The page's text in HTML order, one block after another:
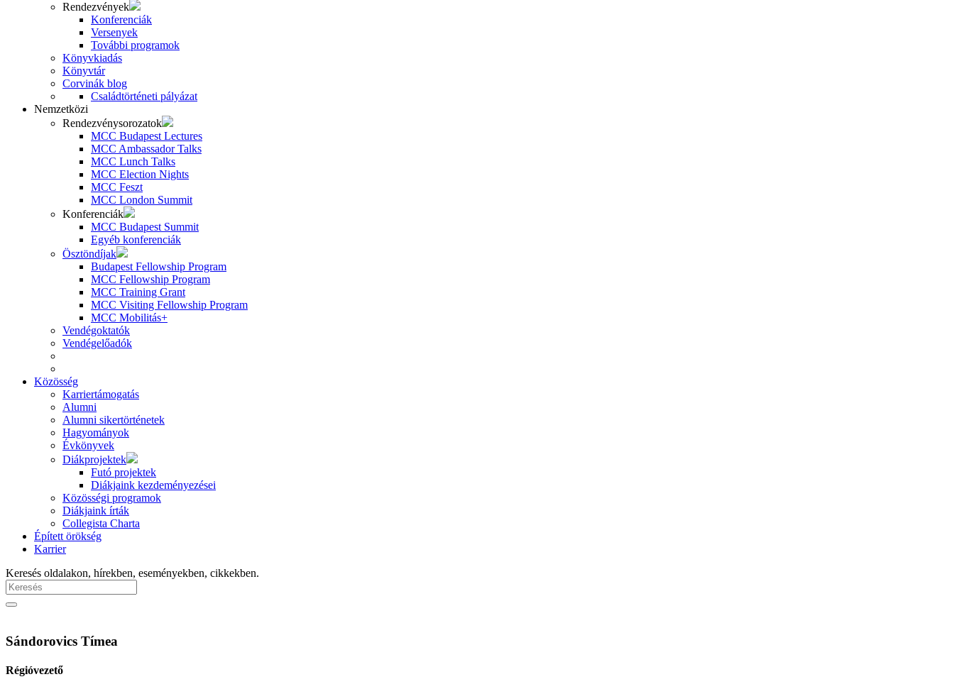
Rendezvények
Konferenciák
Versenyek
További programok
Könyvkiadás
Könyvtár
Corvinák blog
Családtörténeti pályázat
Nemzetközi
Rendezvénysorozatok
MCC Budapest Lectures
MCC Ambassador Talks
MCC Lunch Talks
MCC Election Nights
MCC Feszt
MCC London Summit
Konferenciák
MCC Budapest Summit
Egyéb konferenciák
Ösztöndíjak
Budapest Fellowship Program
MCC Fellowship Program
MCC Training Grant
MCC Visiting Fellowship Program
MCC Mobilitás+
Vendégoktatók
Vendégelőadók
Közösség
Karriertámogatás
Alumni
Alumni sikertörténetek
Hagyományok
Évkönyvek
Diákprojektek
Futó projektek
Diákjaink kezdeményezései
Közösségi programok
Diákjaink írták
Collegista Charta
Épített örökség
Karrier
Keresés oldalakon, hírekben, eseményekben, cikkekben.
Sándorovics Tímea
Régióvezető